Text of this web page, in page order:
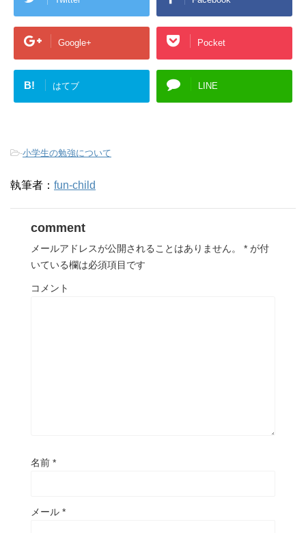
Google+ Pocket
B! はてブ LINE
-小学生の勉強について
執筆者： fun-child
comment
メールアドレスが公開されることはありません。 * が付
いている欄は必須項目です
コメント
名前 *
メール *